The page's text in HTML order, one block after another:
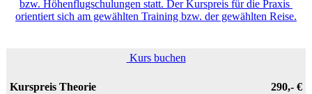
bzw. Höhenflugschulungen statt. Der Kurspreis für die Praxis
orientiert sich am gewählten Training bzw. der gewählten Reise.
Kurs buchen
Kurspreis Theorie 290,- €